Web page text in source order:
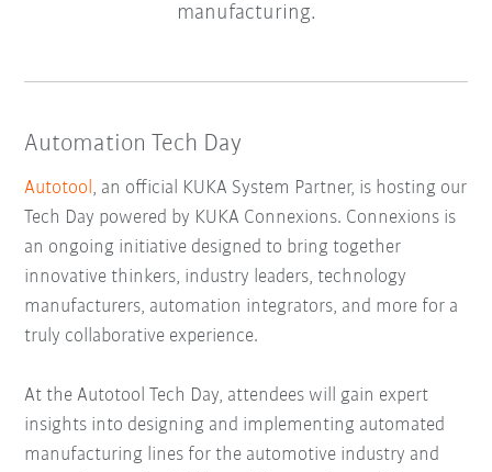
manufacturing.
Automation Tech Day
Autotool , an official KUKA System Partner, is hosting our
Tech Day powered by KUKA Connexions. Connexions is
an ongoing initiative designed to bring together
innovative thinkers, industry leaders, technology
manufacturers, automation integrators, and more for a
truly collaborative experience.
At the Autotool Tech Day, attendees will gain expert
insights into designing and implementing automated
manufacturing lines for the automotive industry and